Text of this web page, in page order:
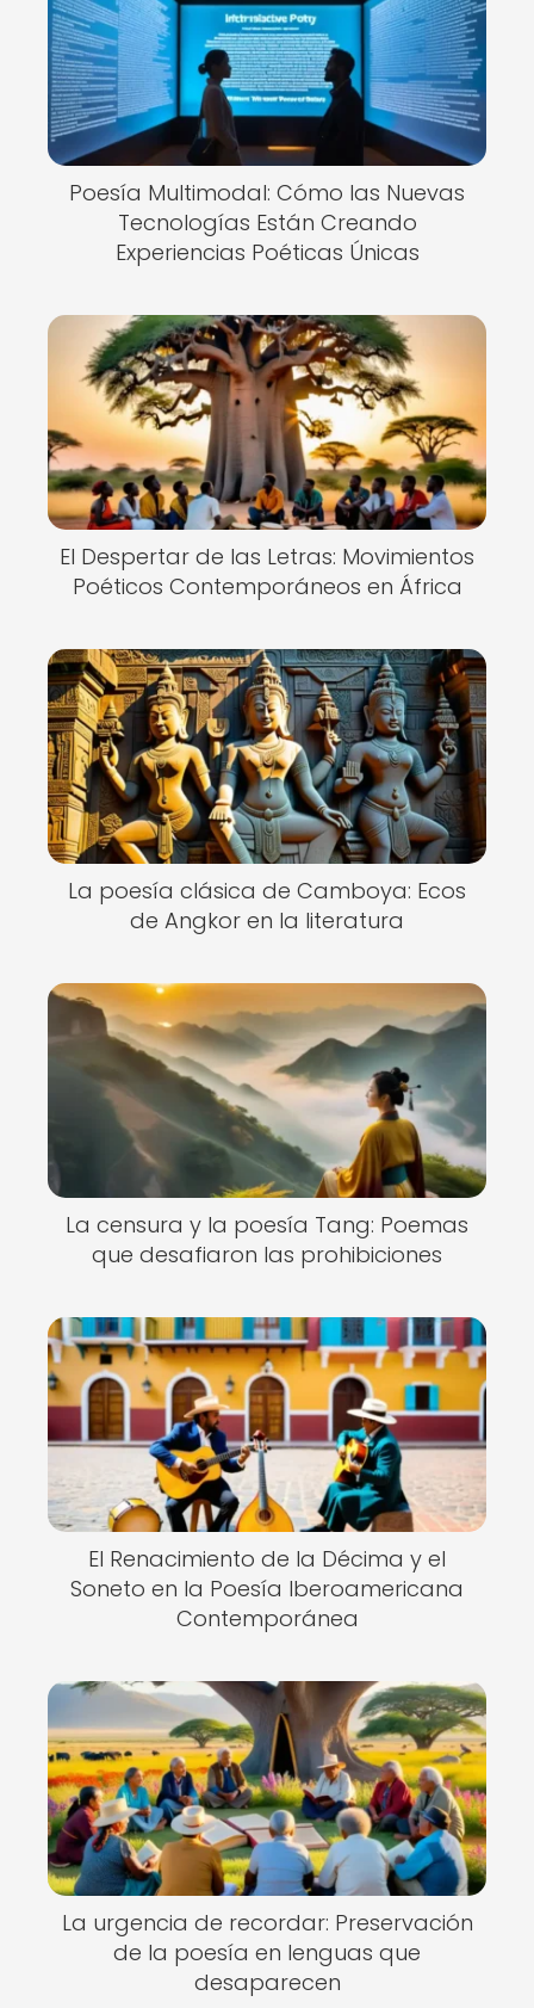
Poesía Multimodal: Cómo las Nuevas
Tecnologías Están Creando
Experiencias Poéticas Únicas
El Despertar de las Letras: Movimientos
Poéticos Contemporáneos en África
La poesía clásica de Camboya: Ecos
de Angkor en la literatura
La censura y la poesía Tang: Poemas
que desafiaron las prohibiciones
El Renacimiento de la Décima y el
Soneto en la Poesía Iberoamericana
Contemporánea
La urgencia de recordar: Preservación
de la poesía en lenguas que
desaparecen